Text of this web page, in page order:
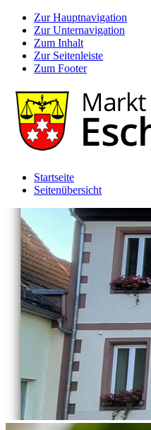
Zur Hauptnavigation
Zur Unternavigation
Zum Inhalt
Zur Seitenleiste
Zum Footer
Startseite
Seitenübersicht